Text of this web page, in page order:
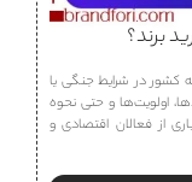
برند؟
کشور در شرایط جنگی یا
اولویت‌ها و حتی نحوه
از فعالان اقتصادی و